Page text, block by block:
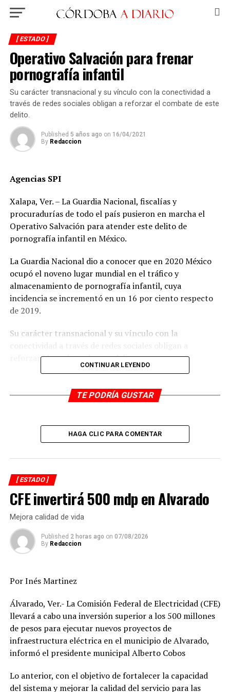
[ ESTADO ]
Operativo Salvación para frenar
pornografía infantil
Su carácter transnacional y su vínculo con la conectividad a
través de redes sociales obligan a reforzar el combate de este
delito.
Published 5 años ago on 16/04/2021
By Redaccion
Agencias SPI
Xalapa, Ver. – La Guardia Nacional, fiscalías y
procuradurías de todo el país pusieron en marcha el
Operativo Salvación para atender este delito de
pornografía infantil en México.
La Guardia Nacional dio a conocer que en 2020 México
ocupó el noveno lugar mundial en el tráfico y
almacenamiento de pornografía infantil, cuya
incidencia se incrementó en un 16 por ciento respecto
de 2019.
Su carácter transnacional y su vínculo con la
conectividad a través de redes sociales obligan a
reforzar el combate de este delito.
procuradurías del país se coordinaron para la puesta en
marcha del Operativo Salvación, con la finalidad de
coordinación con las instancias de procuración de
identificación de los agresores sexuales que hacen
posible esta forma de esclavitud moderna, su detención,
así como el rescate de víctimas de este delito, con una
visión enfocada a la prevención.
Los estados del país con mayor incidencia delictiva se
intensificarán las Jornadas de Ciberseguridad para la
trata de personas.
Se fortalecerá la colaboración internacional y las
alianzas estratégicas entre los tres órdenes de gobierno
y la colaboración con la iniciativa privada para avanzar
en la prevención integral de este flagelo, priorizando la
atención a las víctimas.
Cabe precisar que en agosto de 2020 la Comisión
CONTINUAR LEYENDO
TE PODRÍA GUSTAR
HAGA CLIC PARA COMENTAR
[ ESTADO ]
CFE invertirá 500 mdp en Alvarado
Mejora calidad de vida
Published 2 horas ago on 07/08/2026
By Redaccion
Por Inés Martinez
Álvarado, Ver.- La Comisión Federal de Electricidad (CFE)
llevará a cabo una inversión superior a los 500 millones
de pesos para ejecutar nuevos proyectos de
infraestructura eléctrica en el municipio de Alvarado,
informó el presidente municipal Alberto Cobos
Lo anterior, con el objetivo de fortalecer la capacidad
del sistema y mejorar la calidad del servicio para las